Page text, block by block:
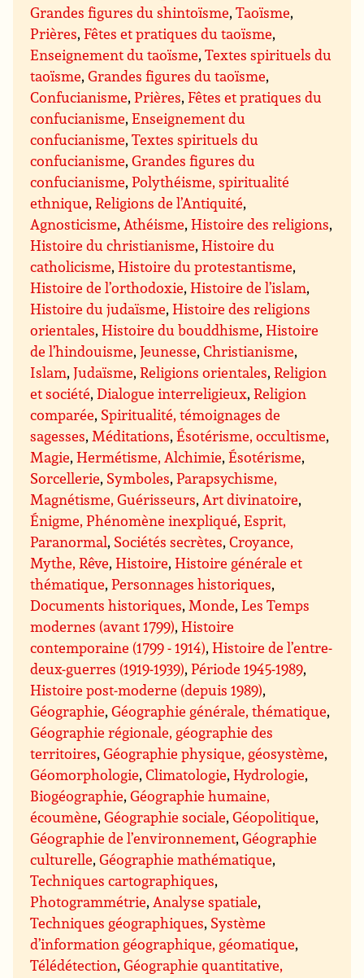
Grandes figures du shintoïsme,Taoïsme,
Prières,Fêtes et pratiques du taoïsme,
Enseignement du taoïsme,Textes spirituels du
taoïsme,Grandes figures du taoïsme,
Confucianisme,Prières,Fêtes et pratiques du
confucianisme,Enseignement du
confucianisme,Textes spirituels du
confucianisme,Grandes figures du
confucianisme,Polythéisme, spiritualité
ethnique,Religions de l’Antiquité,
Agnosticisme, Athéisme,Histoire des religions,
Histoire du christianisme,Histoire du
catholicisme,Histoire du protestantisme,
Histoire de l’orthodoxie,Histoire de l’islam,
Histoire du judaïsme,Histoire des religions
orientales,Histoire du bouddhisme,Histoire
de l’hindouisme,Jeunesse,Christianisme,
Islam,Judaïsme,Religions orientales,Religion
et société,Dialogue interreligieux,Religion
comparée, Spiritualité, témoignages de
sagesses, Méditations,Ésotérisme, occultisme,
Magie,Hermétisme, Alchimie,Ésotérisme,
Sorcellerie, Symboles,Parapsychisme,
Magnétisme, Guérisseurs, Art divinatoire,
Énigme, Phénomène inexpliqué,Esprit,
Paranormal, Sociétés secrètes,Croyance,
Mythe, Rêve,Histoire,Histoire générale et
thématique,Personnages historiques,
Documents historiques, Monde,Les Temps
modernes (avant 1799),Histoire
contemporaine (1799 - 1914),Histoire de l’entre-
deux-guerres (1919-1939),Période 1945-1989,
Histoire post-moderne (depuis 1989),
Géographie,Géographie générale, thématique,
Géographie régionale, géographie des
territoires,Géographie physique, géosystème,
Géomorphologie,Climatologie,Hydrologie,
Biogéographie,Géographie humaine,
écoumène,Géographie sociale,Géopolitique,
Géographie de l’environnement,Géographie
culturelle,Géographie mathématique,
Techniques cartographiques,
Photogrammétrie, Analyse spatiale,
Techniques géographiques, Système
d’information géographique, géomatique,
Télédétection,Géographie quantitative,